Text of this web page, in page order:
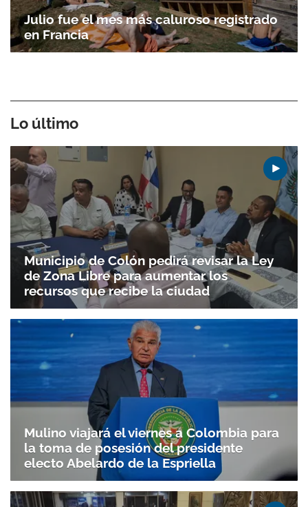
Julio fue el mes más caluroso registrado
en Francia
Lo último
Municipio de Colón pedirá revisar la Ley
de Zona Libre para aumentar los
recursos que recibe la ciudad
Mulino viajará el viernes a Colombia para
la toma de posesión del presidente
electo Abelardo de la Espriella